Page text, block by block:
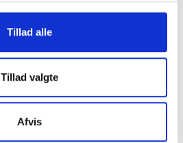
Tillad alle
Tillad valgte
AfvisNAVNEPLAKATER TIL DÅB
SØLØVE – FØDSELSPLAKAT